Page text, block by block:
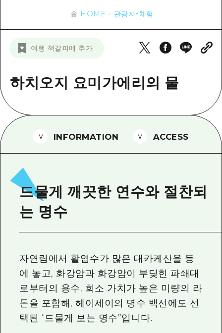
쇼핑
나이트 라이프
기준
역사/문화
치유
미야지마(宮島) 주변
당일치기
2박 3일
빈고(備後)
비북(備北)
게이호쿠(芸北)
야마구치(山口)현 동부
유용한 정보
보조 트래픽 요약
히로시마 OMOTENASHI 패스
수하물 보관 및 배송 서비스
HIROSHIMA FREE Wi-Fi
자원봉사 가이드
히로시마현내 매력을 동영상으로 소개!
자주 묻는 질문
사진 다운로드
재해가 발생했을 때의 교통 정보
관광 안내 책자
뉴스
HOME 관광지・체험
여행 책갈피에 추가
하치오지 요미가에리의 물
INFORMATION ACCESS
드물게 깨끗한 연수와 절찬되
는 명수
자연림에서 활엽수가 많은 대카케산을 등
에 놓고, 화강암과 화강암이 부딪힌 파쇄대
로부터의 용수. 희소 가치가 높은 미량의 라
돈을 포함해, 헤이세이의 명수 백선에도 선
택된 “드물게 보는 명수”입니다.